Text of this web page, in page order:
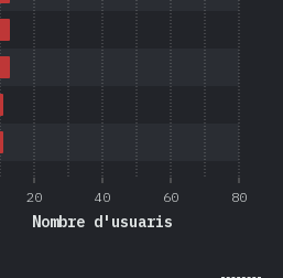
20 40 60 80
Nombre d'usuaris